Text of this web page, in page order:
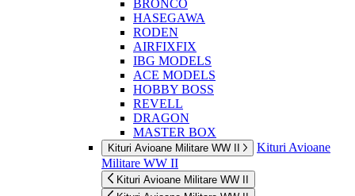
BRONCO
HASEGAWA
RODEN
AIRFIXFIX
IBG MODELS
ACE MODELS
HOBBY BOSS
REVELL
DRAGON
MASTER BOX
Kituri Avioane Militare WW II
Kituri Avioane
Militare WW II
Kituri Avioane Militare WW II